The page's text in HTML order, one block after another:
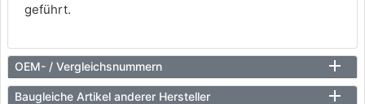
geführt.
OEM- / Vergleichsnummern
Baugleiche Artikel anderer Hersteller